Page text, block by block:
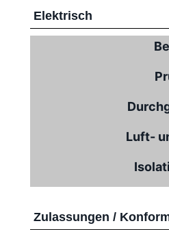
Elektrisch
Luft-
Zulassungen /